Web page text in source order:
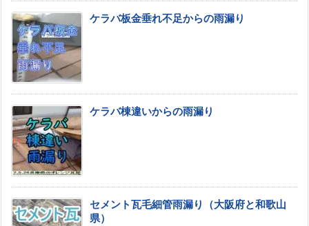
ケラバ板金垂れ不足からの雨漏り
ケラバ棟違いからの雨漏り
セメント瓦毛細管雨漏り（大阪府と和歌山
県）